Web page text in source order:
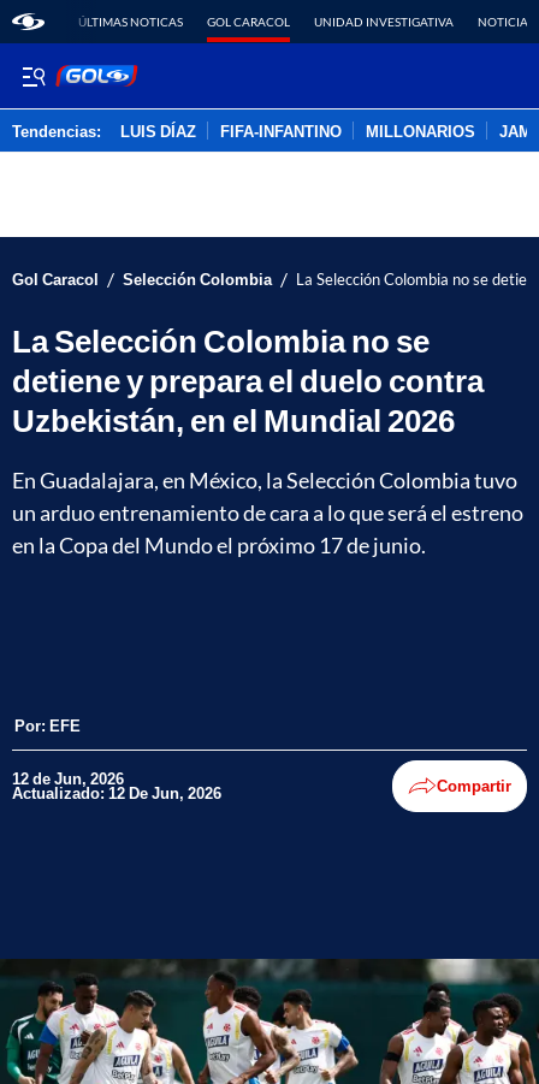
ÚLTIMAS NOTICAS GOL CARACOL UNIDAD INVESTIGATIVA NOTICIAS
Tendencias: LUIS DÍAZ FIFA-INFANTINO MILLONARIOS
Gol Caracol / Selección Colombia / La Selección Colombia no se
La Selección Colombia no se
detiene y prepara el duelo contra
Uzbekistán, en el Mundial 2026
En Guadalajara, en México, la Selección Colombia tuvo
un arduo entrenamiento de cara a lo que será el estreno
en la Copa del Mundo el próximo 17 de junio.
Por: EFE
12 de Jun, 2026
Actualizado: 12 De Jun, 2026 Compartir